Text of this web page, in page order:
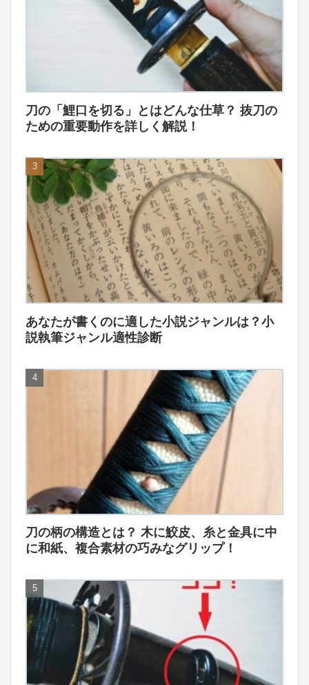
刀の「鯉口を切る」とはどんな仕草？ 抜刀の
ための重要動作を詳しく解説！
あなたが書くのに適した小説ジャンルは？小
説執筆ジャンル適性診断
刀の柄の構造とは？ 木に鮫皮、糸と金具に中
に和紙、複合素材の巧みなグリップ！